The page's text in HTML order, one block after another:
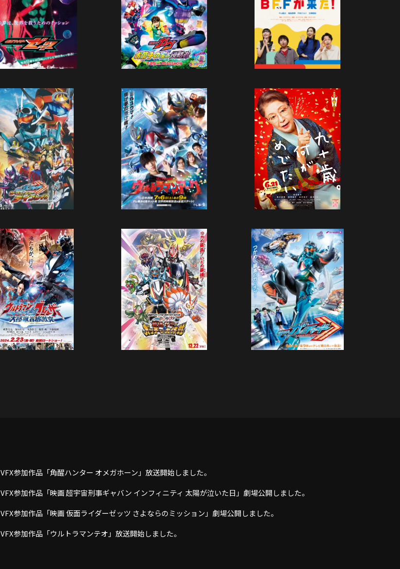
VFX参加作品「角醒ハンター オメガホーン」放送開始しました。
VFX参加作品「映画 超宇宙刑事ギャバン インフィニティ 太陽が泣いた日」劇場公開しました。
VFX参加作品「映画 仮面ライダーゼッツ さよならのミッション」劇場公開しました。
VFX参加作品「ウルトラマンテオ」放送開始しました。